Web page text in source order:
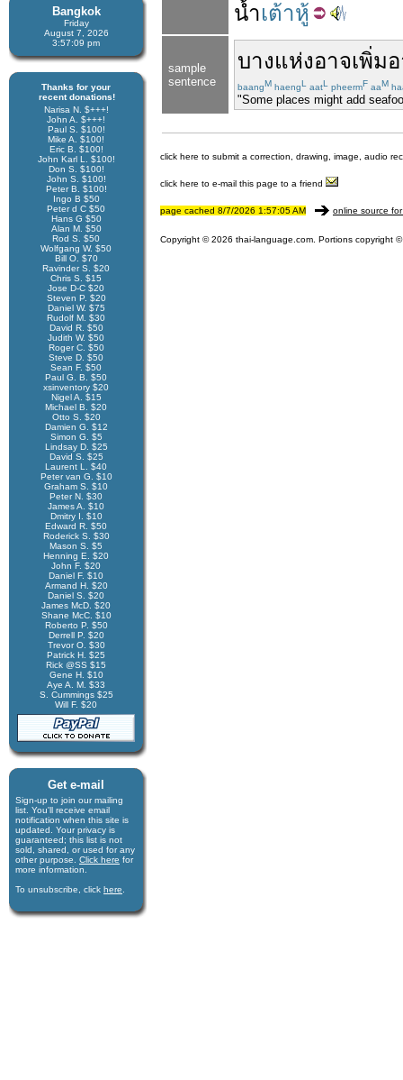
Bangkok
Friday
August 7, 2026
3:57:10 pm
Thanks for your
recent donations!
Narisa N. $+++!
John A. $+++!
Paul S. $100!
Mike A. $100!
Eric B. $100!
John Karl L. $100!
Don S. $100!
John S. $100!
Peter B. $100!
Ingo B $50
Peter d C $50
Hans G $50
Alan M. $50
Rod S. $50
Wolfgang W. $50
Bill O. $70
Ravinder S. $20
Chris S. $15
Jose D-C $20
Steven P. $20
Daniel W. $75
Rudolf M. $30
David R. $50
Judith W. $50
Roger C. $50
Steve D. $50
Sean F. $50
Paul G. B. $50
xsinventory $20
Nigel A. $15
Michael B. $20
Otto S. $20
Damien G. $12
Simon G. $5
Lindsay D. $25
David S. $25
Laurent L. $40
Peter van G. $10
Graham S. $10
Peter N. $30
James A. $10
Dmitry I. $10
Edward R. $50
Roderick S. $30
Mason S. $5
Henning E. $20
John F. $20
Daniel F. $10
Armand H. $20
Daniel S. $20
James McD. $20
Shane McC. $10
Roberto P. $50
Derrell P. $20
Trevor O. $30
Patrick H. $25
Rick @SS $15
Gene H. $10
Aye A. M. $33
S. Cummings $25
Will F. $20
Get e-mail
Sign-up to join our mail­ing
list. You'll receive e­mail
notification when this site is
updated. Your privacy is
guaran­teed; this list is not
sold, shared, or used for any
other purpose. Click here for
more infor­mation.
To unsubscribe, click here
น้ำเต้าหู้
sample
sentence
บางแห่งอาจเพิ่ม
baangM haengL aatL pheermF aaM
"Some places might add
click here to submit a correction, drawing, image, audio
click here to e-mail this page to a friend
page cached 8/7/2026 1:57:05 AM online source
Copyright © 2026 thai-language.com. Portions copyright